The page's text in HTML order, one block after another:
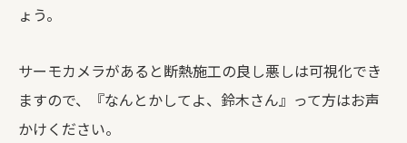
ょう。
サーモカメラがあると断熱施工の良し悪しは可視化でき
ますので、『なんとかしてよ、鈴木さん』って方はお声
かけください。